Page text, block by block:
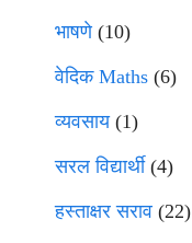
भाषणे(10)
वेदिक Maths (6)
व्यवसाय(1)
सरल विद्यार्थी(4)
हस्ताक्षर सराव (22)